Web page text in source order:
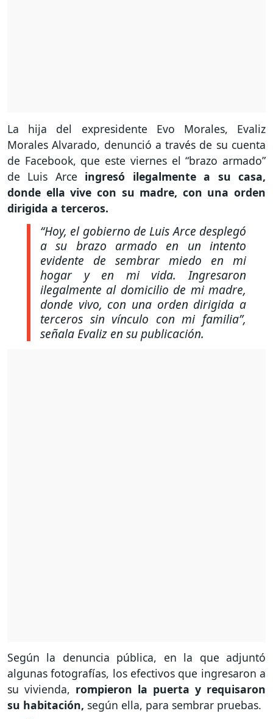
La hija del expresidente Evo Morales, Evaliz
Morales Alvarado, denunció a través de su cuenta
de Facebook, que este viernes el “brazo armado”
de Luis Arce ingresó ilegalmente a su casa,
donde ella vive con su madre, con una orden
dirigida a terceros.
“Hoy, el gobierno de Luis Arce desplegó
a su brazo armado en un intento
evidente de sembrar miedo en mi
hogar y en mi vida. Ingresaron
ilegalmente al domicilio de mi madre,
donde vivo, con una orden dirigida a
terceros sin vínculo con mi familia”,
señala Evaliz en su publicación.
Según la denuncia pública, en la que adjuntó
algunas fotografías, los efectivos que ingresaron a
su vivienda, rompieron la puerta y requisaron
su habitación, según ella, para sembrar pruebas.